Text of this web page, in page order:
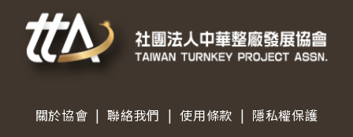
關於協會 | 聯絡我們 | 使用條款 | 隱私權保護